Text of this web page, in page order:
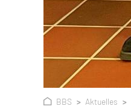
BBS Aktuelles